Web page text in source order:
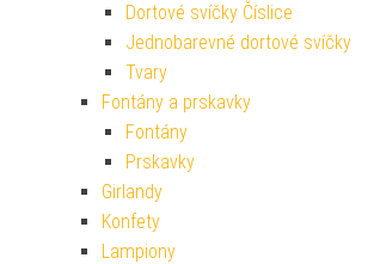
Dortové svíčky Číslice
Jednobarevné dortové svíčky
Tvary
Fontány a prskavky
Fontány
Prskavky
Girlandy
Konfety
Lampiony